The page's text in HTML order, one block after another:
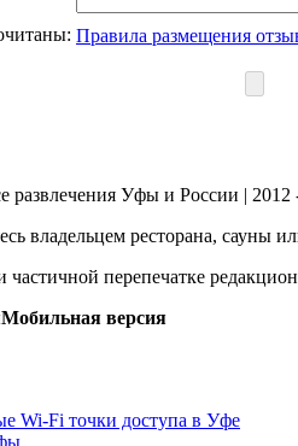
Правила размещения
развлечения Уфы и России | 2012
владельцем ресторана, сауны
перепечатке
Мобильная версия
Wi-Fi точки доступа в Уфе